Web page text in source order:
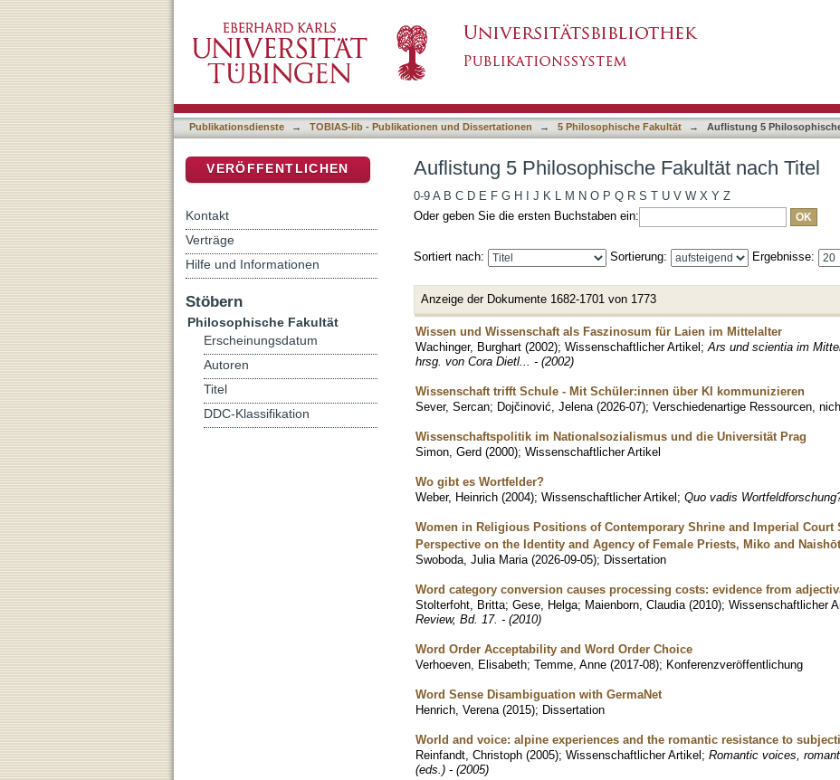
Publikationsdienste → TOBIAS-lib - Publikationen und Dissertationen → 5 Philosophische Fakultät → Auflistung 5
Auflistung 5 Philosophische Fakultät nach Titel
0-9 A B C D E F G H J K L M N O P Q R S T U V W X Y Z
Oder geben Sie die ersten Buchstaben ein:
Sortiert nach: Sortierung: Ergebnisse:
Anzeige der Dokumente 1682-1701 von 1773
Wissen und Wissenschaft als Faszinosum für Laien im Mittelalter
Wachinger, Burghart (2002); Wissenschaftlicher Artikel; Ars und scientia im
hrsg. von Cora Dietl... - (2002)
Wissenschaft trifft Schule - Mit Schüler:innen über KI kommunizieren
Sever, Sercan; Dojčinović, Jelena (2026-07); Verschiedenartige Ressourcen,
Wissenschaftspolitik im Nationalsozialismus und die Universität Prag
Simon, Gerd (2000); Wissenschaftlicher Artikel
Wo gibt es Wortfelder?
Weber, Heinrich (2004); Wissenschaftlicher Artikel; Quo vadis
Women in Religious Positions of Contemporary Shrine and Imperial Court
Perspective on the Identity and Agency of Female Priests, Miko and
Swoboda, Julia Maria (2026-09-05); Dissertation
Word category conversion causes processing costs: evidence from
Stolterfoht, Britta; Gese, Helga; Maienborn, Claudia (2010); Wissenschaftlicher
Review, Bd. 17. - (2010)
Word Order Acceptability and Word Order Choice
Verhoeven, Elisabeth; Temme, Anne (2017-08); Konferenzveröffentlichung
Word Sense Disambiguation with GermaNet
Henrich, Verena (2015); Dissertation
World and voice: alpine experiences and the romantic resistance to
Reinfandt, Christoph (2005); Wissenschaftlicher Artikel; Romantic voices,
(eds.) - (2005)
VERÖFFENTLICHEN
Kontakt
Verträge
Hilfe und Informationen
Stöbern
Philosophische Fakultät
Erscheinungsdatum
Autoren
Titel
DDC-Klassifikation